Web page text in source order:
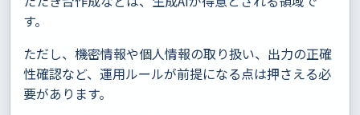
す。
ただし、機密情報や個人情報の取り扱い、出力の正確
性確認など、運用ルールが前提になる点は押さえる必
要があります。